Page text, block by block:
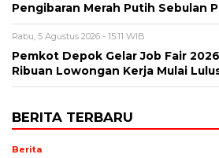
Pengibaran Merah Putih Sebulan
Rabu, 5 Agustus 2026 - 15:11 WIB
Pemkot Depok Gelar Job Fair
Ribuan Lowongan Kerja Mulai
BERITA TERBARU
Berita